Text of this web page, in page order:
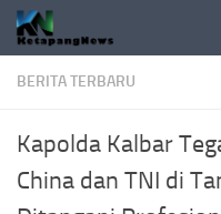
Skip to content
BERITA TERBARU
Kapolda Kalbar
China dan TNI di